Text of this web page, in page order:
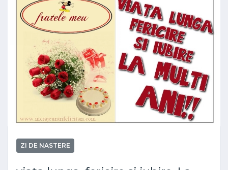
ZI DE NASTERE